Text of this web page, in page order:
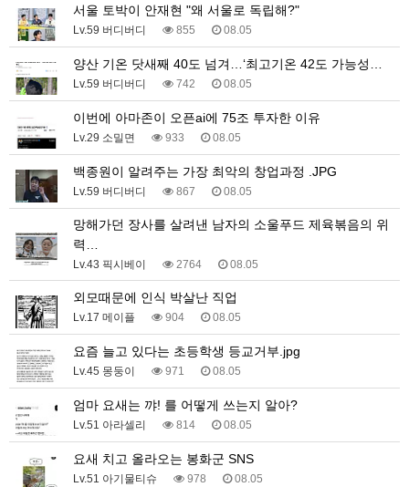
서울 토박이 안재현 "왜 서울로 독립해?"
Lv.59 버디버디 855 08.05
양산 기온 닷새째 40도 넘겨…‘최고기온 42도 가능성…
Lv.59 버디버디 742 08.05
이번에 아마존이 오픈ai에 75조 투자한 이유
Lv.29 소밀면 933 08.05
백종원이 알려주는 가장 최악의 창업과정 .JPG
Lv.59 버디버디 867 08.05
망해가던 장사를 살려낸 남자의 소울푸드 제육볶음의 위
력…
Lv.43 픽시베이 2764 08.05
외모때문에 인식 박살난 직업
Lv.17 메이플 904 08.05
요즘 늘고 있다는 초등학생 등교거부.jpg
Lv.45 몽둥이 971 08.05
엄마 요새는 꺄! 를 어떻게 쓰는지 알아?
Lv.51 아라셀리 814 08.05
요새 치고 올라오는 봉화군 SNS
Lv.51 아기물티슈 978 08.05